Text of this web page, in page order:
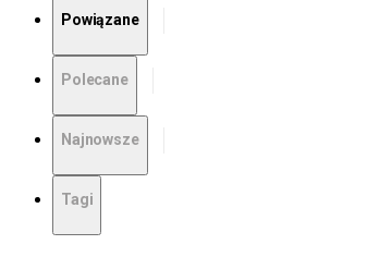
Powiązane
Polecane
Najnowsze
Tagi